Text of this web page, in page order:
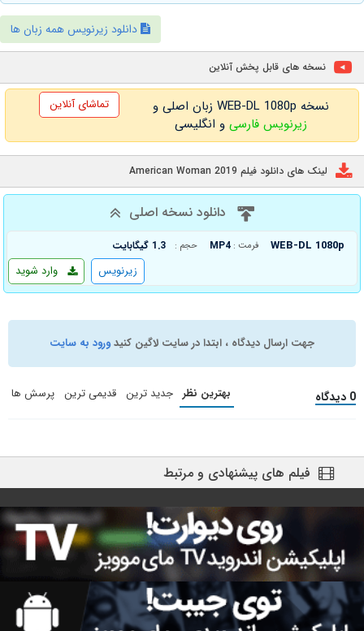
دانلود زیرنویس همه زبان ها
نسخه های قابل پخش آنلاین
نسخه WEB-DL 1080p زبان اصلی و
زیرنویس فارسی و انگلیسی
تماشای آنلاین
لینک های دانلود فیلم American Woman 2019
دانلود نسخه اصلی
WEB-DL 1080p فرمت : MP4 حجم : 1.3 گیگابایت
وارد شوید زیرنویس
جهت ارسال دیدگاه ، ابتدا در سایت لاگین کنیدورود به سایت
0 دیدگاه بهترین نظر جدید ترین قدیمی ترین پرسش ها
فیلم های پیشنهادی و مرتبط